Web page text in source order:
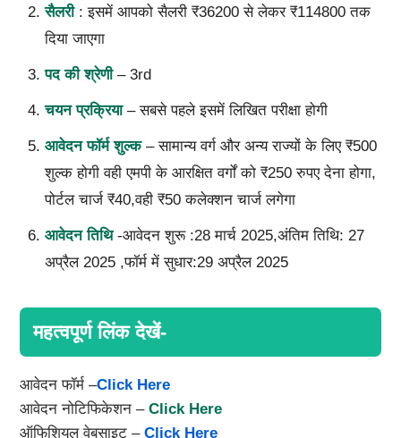
सैलरी: इसमें आपको सैलरी ₹36200 से लेकर ₹114800 तक
दिया जाएगा
पद की श्रेणी– 3rd
चयन प्रक्रिया– सबसे पहले इसमें लिखित परीक्षा होगी
आवेदन फॉर्म शुल्क– सामान्य वर्ग और अन्य राज्यों के लिए ₹500
शुल्क होगी वही एमपी के आरक्षित वर्गों को ₹250 रुपए देना होगा,
पोर्टल चार्ज ₹40,वही ₹50 कलेक्शन चार्ज लगेगा
आवेदन तिथि-आवेदन शुरू :28 मार्च 2025,अंतिम तिथि: 27
अप्रैल 2025 ,फॉर्म में सुधार:29 अप्रैल 2025
महत्वपूर्ण लिंक देखें-
आवेदन फॉर्म –Click Here
आवेदन नोटिफिकेशन – Click Here
ऑफिशियल वेबसाइट – Click Here